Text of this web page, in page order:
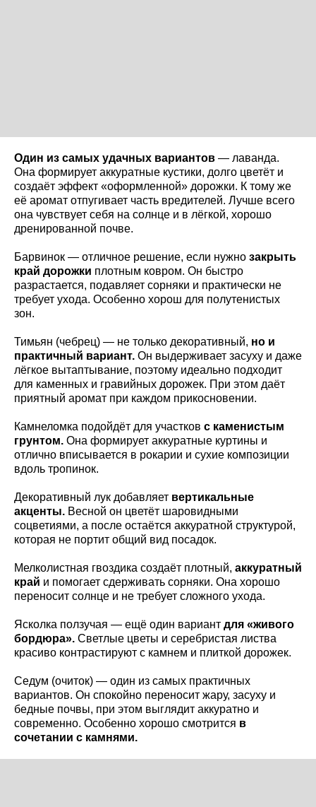
Один из самых удачных вариантов — лаванда.
Она формирует аккуратные кустики, долго цветёт и
создаёт эффект «оформленной» дорожки. К тому же
её аромат отпугивает часть вредителей. Лучше всего
она чувствует себя на солнце и в лёгкой, хорошо
дренированной почве.
Барвинок — отличное решение, если нужно закрыть
край дорожки плотным ковром. Он быстро
разрастается, подавляет сорняки и практически не
требует ухода. Особенно хорош для полутенистых
зон.
Тимьян (чебрец) — не только декоративный, но и
практичный вариант. Он выдерживает засуху и даже
лёгкое вытаптывание, поэтому идеально подходит
для каменных и гравийных дорожек. При этом даёт
приятный аромат при каждом прикосновении.
Камнеломка подойдёт для участков с каменистым
грунтом. Она формирует аккуратные куртины и
отлично вписывается в рокарии и сухие композиции
вдоль тропинок.
Декоративный лук добавляет вертикальные
акценты. Весной он цветёт шаровидными
соцветиями, а после остаётся аккуратной структурой,
которая не портит общий вид посадок.
Мелколистная гвоздика создаёт плотный, аккуратный
край и помогает сдерживать сорняки. Она хорошо
переносит солнце и не требует сложного ухода.
Ясколка ползучая — ещё один вариант для «живого
бордюра». Светлые цветы и серебристая листва
красиво контрастируют с камнем и плиткой дорожек.
Седум (очиток) — один из самых практичных
вариантов. Он спокойно переносит жару, засуху и
бедные почвы, при этом выглядит аккуратно и
современно. Особенно хорошо смотрится в
сочетании с камнями.